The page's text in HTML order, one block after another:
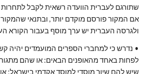
שתורגם לעברית הוועדה רשאית לקבל
אם המקור פורסם מוקדם יותר, ובתנאי
ולגרסה העברית יש ערך מוסף בעבור הקורא
• נדרש כי למחברי הספרים המועמדים יהיה
לפחות באחד מהאופנים הבאים: או שהם
שיש להם שיוך מוסדי למוסד אקדמי בישראל;